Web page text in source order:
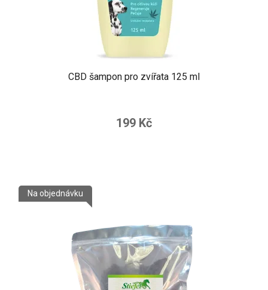
CBD šampon pro zvířata 125 ml
199 Kč
Na objednávku